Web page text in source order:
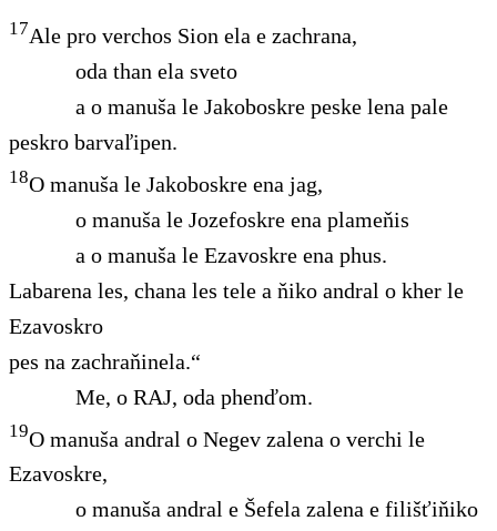
17Ale pro verchos Sion ela e zachrana,
oda than ela sveto
a o manuša le Jakoboskre peske lena pale
peskro barvaľipen.
18O manuša le Jakoboskre ena jag,
o manuša le Jozefoskre ena plameňis
a o manuša le Ezavoskre ena phus.
Labarena les, chana les tele a ňiko andral o kher le
Ezavoskro
pes na zachraňinela.“
Me, o RAJ, oda phenďom.
19O manuša andral o Negev zalena o verchi le
Ezavoskre,
o manuša andral e Šefela zalena e filišťiňiko